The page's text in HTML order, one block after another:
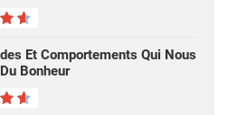
Et Comportements Qui Nous
Bonheur